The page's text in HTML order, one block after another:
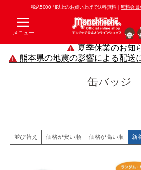
税込5000円以上のお買い上げで送料無料｜無料会員
メニュー
夏季休業のお知
熊本県の地震の影響による配送
缶バッジ
並び替え 価格が安い順 価格が高い順 新